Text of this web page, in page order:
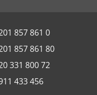
857 861 0
857 861 80
331 800 72
433 456